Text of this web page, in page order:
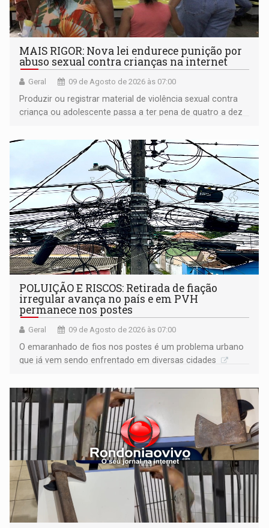
MAIS RIGOR: Nova lei endurece punição por
abuso sexual contra crianças na internet
Geral 09 de Agosto de 2026 às 07:00
Produzir ou registrar material de violência sexual contra
criança ou adolescente passa a ter pena de quatro a dez
POLUIÇÃO E RISCOS: Retirada de fiação
irregular avança no país e em PVH
permanece nos postes
Geral 09 de Agosto de 2026 às 07:00
O emaranhado de fios nos postes é um problema urbano
que já vem sendo enfrentado em diversas cidades